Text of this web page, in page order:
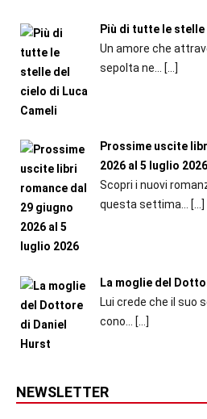
Più di tutte le
Un amore che
sepolta ne... […]
Prossime uscite
2026 al 5 luglio 2026
Scopri i nuovi
questa settima...
[…]
La moglie del
Lui crede che il suo
cono...
[…]
NEWSLETTER